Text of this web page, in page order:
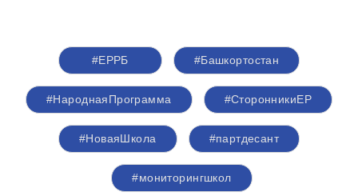
#ЕРРБ #Башкортостан
#НароднаяПрограмма #СторонникиЕР
#НоваяШкола #партдесант
#мониторингшкол